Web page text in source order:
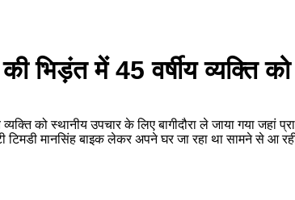
की भिड़ंत में 45 वर्षीय
को स्थानीय उपचार के लिए बागीदौरा ले जाया गया
टिमडी मानसिंह बाइक लेकर अपने घर जा रहा था सामने से आ